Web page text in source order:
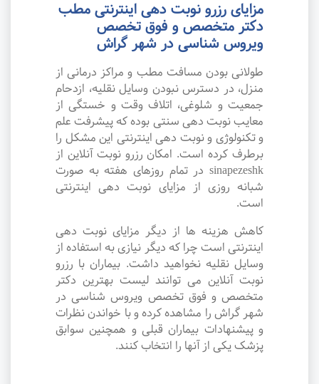
مزایای رزرو نوبت دهی اینترنتی مطب
دکتر متخصص و فوق تخصص
ویروس شناسی در شهر گراش
طولانی بودن مسافت مطب و مراکز درمانی از
منزل، در دسترس نبودن وسایل نقلیه، ازدحام
جمعیت و شلوغی، اتلاف وقت و خستگی از
معایب نوبت دهی سنتی بوده که پیشرفت علم
و تکنولوژی و نوبت دهی اینترنتی این مشکل را
برطرف کرده است. امکان رزرو نوبت آنلاین از
sinapezeshk در تمام روزهای هفته به صورت
شبانه روزی از مزایای نوبت دهی اینترنتی
است.
کاهش هزینه ها از دیگر مزایای نوبت دهی
اینترنتی است چرا که دیگر نیازی به استفاده از
وسایل نقلیه نخواهید داشت. بیماران با رزرو
نوبت آنلاین می توانند لیست بهترین دکتر
متخصص و فوق تخصص ویروس شناسی در
شهر گراش را مشاهده کرده و با خواندن نظرات
و پیشنهادات بیماران قبلی و همچنین سوابق
پزشک یکی از آنها را انتخاب کنند.